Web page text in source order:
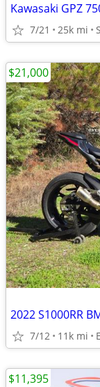
7/21 25k mi
2022 S1000RR
7/12 11k mi
$21,000
$11,395